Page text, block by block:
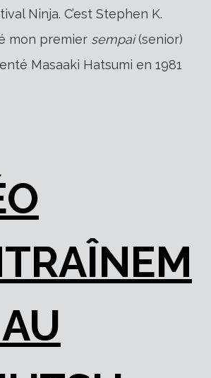
Ninja. C’est Stephen K.
mon premier sempai(senior)
Masaaki Hatsumi en 1981